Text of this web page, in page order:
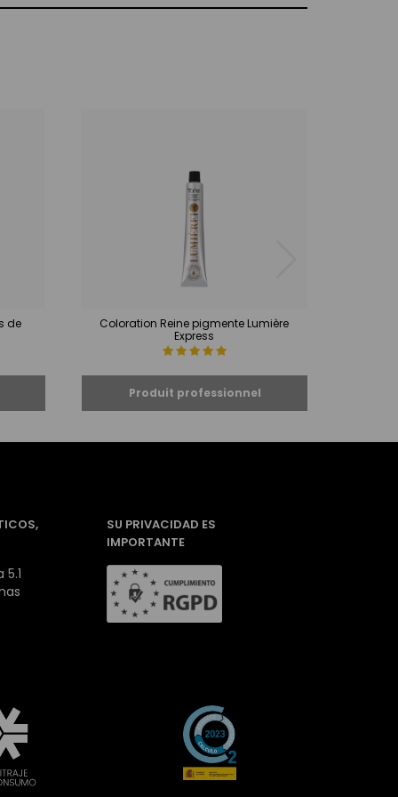
de
Coloration Reine pigmente Lumière
Express
SU PRIVACIDAD ES
IMPORTANTE